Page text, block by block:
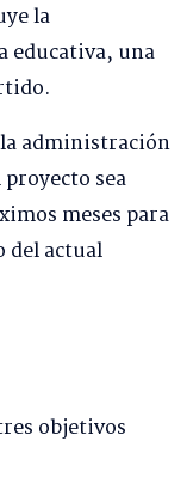
la
educativa, una
administración
sea
meses para
del actual
objetivos